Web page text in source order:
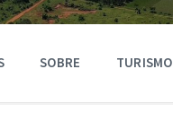
SOBRE TURISMO